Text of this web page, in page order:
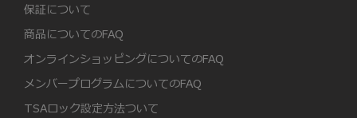
保証について
商品についてのFAQ
オンラインショッピングについてのFAQ
メンバープログラムについてのFAQ
TSAロック設定方法ついて